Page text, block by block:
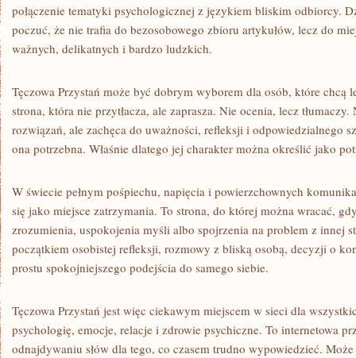
połączenie tematyki psychologicznej z językiem bliskim odbiorcy.
poczuć, że nie trafia do bezosobowego zbioru artykułów, lecz do
ważnych, delikatnych i bardzo ludzkich.
Tęczowa Przystań może być dobrym wyborem dla osób, które chcą
strona, która nie przytłacza, ale zaprasza. Nie ocenia, lecz
rozwiązań, ale zachęca do uważności, refleksji i odpowiedzialnego
ona potrzebna. Właśnie dlatego jej charakter można określić jako
W świecie pełnym pośpiechu, napięcia i powierzchownych
się jako miejsce zatrzymania. To strona, do której można wracać,
zrozumienia, uspokojenia myśli albo spojrzenia na problem z innej
początkiem osobistej refleksji, rozmowy z bliską osobą, decyzji o
prostu spokojniejszego podejścia do samego siebie.
Tęczowa Przystań jest więc ciekawym miejscem w sieci dla
psychologię, emocje, relacje i zdrowie psychiczne. To internetowa
odnajdywaniu słów dla tego, co czasem trudno wypowiedzieć.